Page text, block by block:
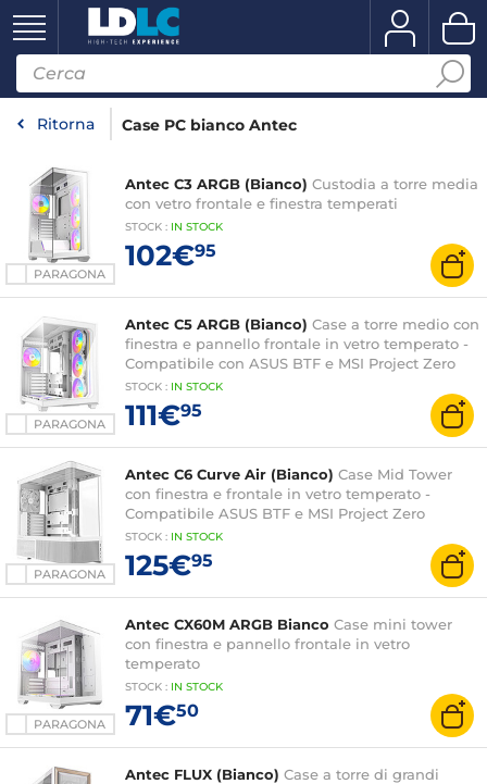
Ritorna Case PC bianco Antec
PARAGONA
Antec C3 ARGB (Bianco) Custodia a torre media
con vetro frontale e finestra temperati
STOCK : IN STOCK
102€95
PARAGONA
Antec C5 ARGB (Bianco) Case a torre medio con
finestra e pannello frontale in vetro temperato -
Compatibile con ASUS BTF e MSI Project Zero
STOCK : IN STOCK
111€95
PARAGONA
Antec C6 Curve Air (Bianco) Case Mid Tower
con finestra e frontale in vetro temperato -
Compatibile ASUS BTF e MSI Project Zero
STOCK : IN STOCK
125€95
PARAGONA
Antec CX60M ARGB Bianco Case mini tower
con finestra e pannello frontale in vetro
temperato
STOCK : IN STOCK
71€50
Antec FLUX (Bianco) Case a torre di grandi